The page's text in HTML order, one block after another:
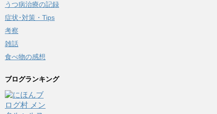
うつ病治療の記録
症状･対策・Tips
考察
雑話
食べ物の感想
ブログランキング